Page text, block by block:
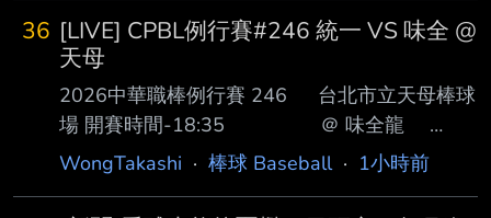
36 [LIVE] CPBL例行賽#246 統一 VS 味全 @
天母
2026中華職棒例行賽 246 台北市立天母棒球
場 開賽時間-18:35 ＠ 味全龍
｜ ＣＦ 邱智呈 ＣＦ
WongTakashi · 棒球 Baseball· 1小時前